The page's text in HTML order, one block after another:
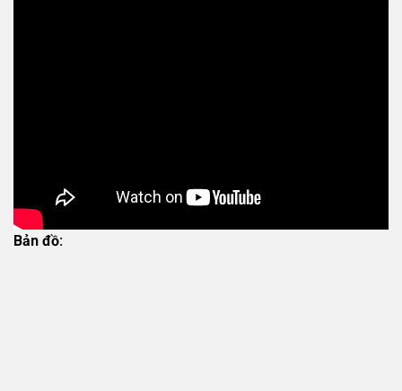
Bản đồ: